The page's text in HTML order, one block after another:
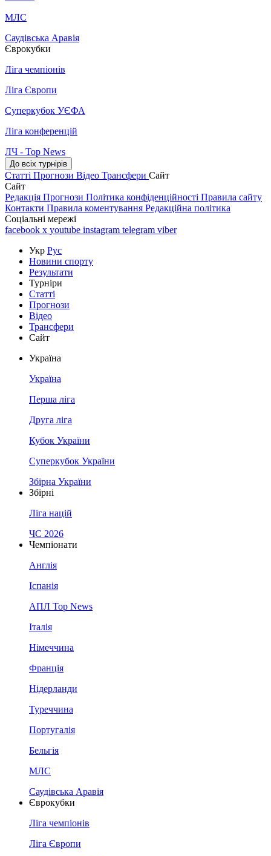
МЛС
Саудівська Аравія
Єврокубки
Ліга чемпіонів
Ліга Європи
Суперкубок УЄФА
Ліга конференцій
ЛЧ - Top News
До всіх турнірів
Статті Прогнози Відео Трансфери Сайт
Сайт
Редакція Прогнози Політика конфіденційності Правила сайту
Контакти Правила коментування Редакційна політика
Соціальні мережі
facebook x youtube instagram telegram viber
Укр Рус
Новини спорту
Результати
Турніри
Статті
Прогнози
Відео
Трансфери
Сайт
Україна
Україна
Перша ліга
Друга ліга
Кубок України
Суперкубок України
Збірна України
Збірні
Ліга націй
ЧС 2026
Чемпіонати
Англія
Іспанія
АПЛ Top News
Італія
Німеччина
Франція
Нідерланди
Туреччина
Португалія
Бельгія
МЛС
Саудівська Аравія
Єврокубки
Ліга чемпіонів
Ліга Європи